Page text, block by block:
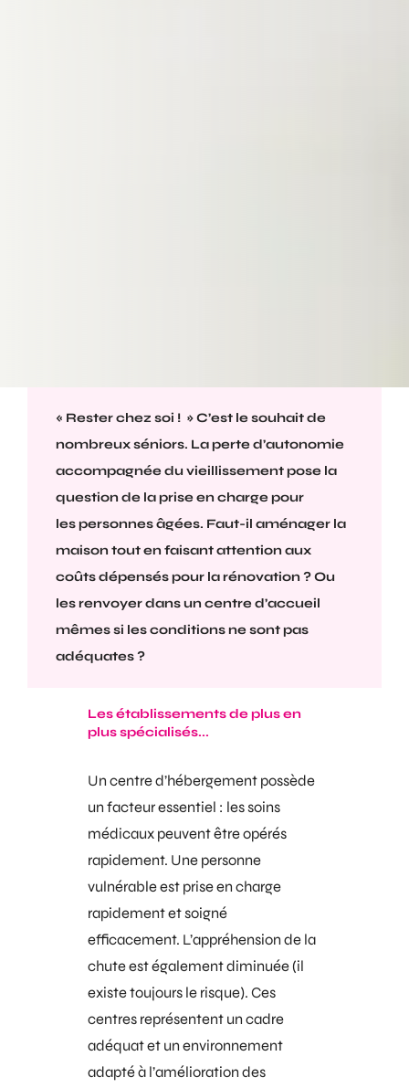
« Rester chez soi ! » C’est le souhait de
nombreuxséniors. La perte d’autonomie
accompagnée du vieillissement pose la
question de la prise en charge pour
lespersonnes âgées. Faut-il aménager la
maison tout en faisant attention aux
coûts dépensés pour la rénovation ? Ou
les renvoyer dans un centre d’accueil
mêmes si les conditions ne sont pas
adéquates ?
Les établissements de plus en
plus spécialisés...
Un centre d’hébergement possède
un facteur essentiel : les soins
médicaux peuvent être opérés
rapidement. Une personne
vulnérableest prise en charge
rapidement et soigné
efficacement. L’appréhension de la
chute est également diminuée (il
existe toujours le risque). Ces
centres représentent un cadre
adéquat et un environnement
adapté à l’amélioration des